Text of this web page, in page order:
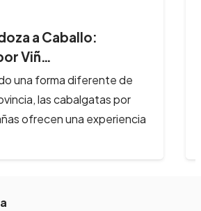
a Caballo:
Viñ…
una forma diferente de
las cabalgatas por
ofrecen una experiencia